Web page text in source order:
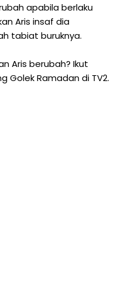
apabila berlaku
Aris insaf dia
tabiat buruknya.
Aris berubah? Ikut
Golek Ramadan di TV2.